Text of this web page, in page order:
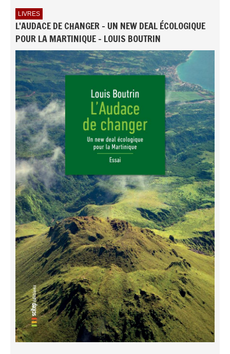
LIVRES
L'AUDACE DE CHANGER - UN NEW DEAL ÉCOLOGIQUE
POUR LA MARTINIQUE - LOUIS BOUTRIN